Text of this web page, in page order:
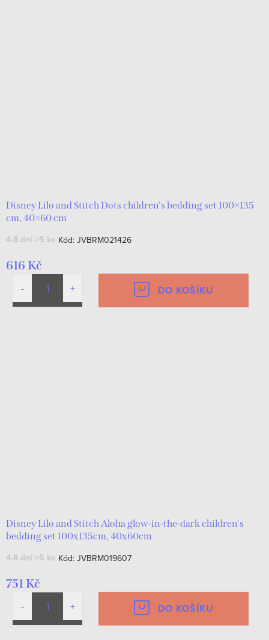
Disney Lilo and Stitch Dots children's bedding set 100×135
cm, 40×60 cm
4-8 dní >5 ks Kód: JVBRM021426
616 Kč
DO KOŠÍKU
Disney Lilo and Stitch Aloha glow-in-the-dark children's
bedding set 100x135cm, 40x60cm
4-8 dní >5 ks Kód: JVBRM019607
751 Kč
DO KOŠÍKU